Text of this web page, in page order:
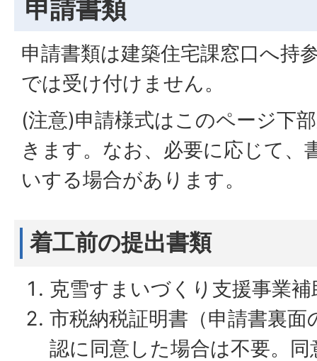
申請書類
申請書類は建築住宅課窓口へ持
では受け付けません。
(注意)申請様式はこのページ下
きます。なお、必要に応じて、
いする場合があります。
着工前の提出書類
克雪すまいづくり支援事業
市税納税証明書（申請書裏面
認に同意した場合は不要。